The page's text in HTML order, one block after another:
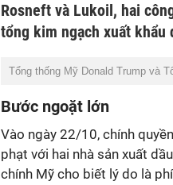
Rosneft và Lukoil, hai
tổng kim ngạch xuất khẩu
Tổng thống Mỹ Donald Trump và
Bước ngoặt lớn
Vào ngày 22/10, chính
phạt với hai nhà sản xuất
chính Mỹ cho biết lý do là